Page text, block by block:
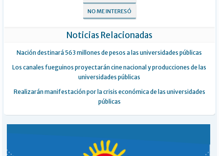
NO ME INTERESÓ
Noticias Relacionadas
Nación destinará 563 millones de pesos a las universidades públicas
Los canales fueguinos proyectarán cine nacional y producciones de las
universidades públicas
Realizarán manifestación por la crisis económica de las universidades
públicas